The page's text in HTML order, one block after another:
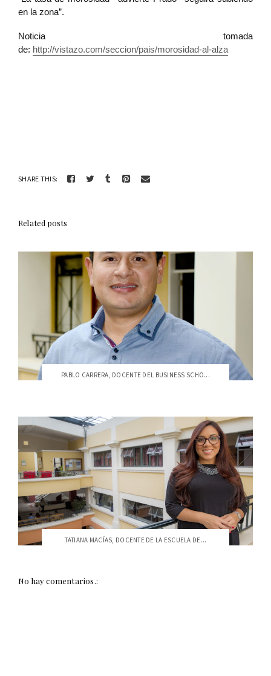
en la zona”.
Noticia tomada
de: http://vistazo.com/seccion/pais/morosidad-al-alza
SHARE THIS:
Related posts
PABLO CARRERA, DOCENTE DEL BUSINESS SCHO...
TATIANA MACÍAS, DOCENTE DE LA ESCUELA DE...
No hay comentarios.: